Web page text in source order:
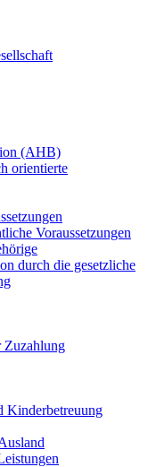
(AHB)
orientierte
Voraussetzungen
durch die gesetzliche
Zuzahlung
Kinderbetreuung